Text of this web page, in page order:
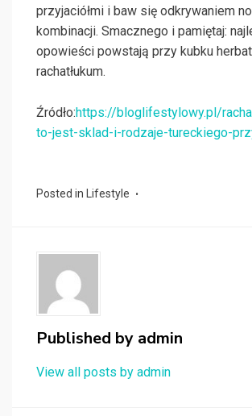
przyjaciółmi i baw się odkrywaniem
kombinacji. Smacznego i pamiętaj:
opowieści powstają przy kubku
rachatłukum.
Źródło:https://bloglifestylowy.pl/
to-jest-sklad-i-rodzaje-tureckiego-
Posted in Lifestyle
Published by admin
View all posts by admin